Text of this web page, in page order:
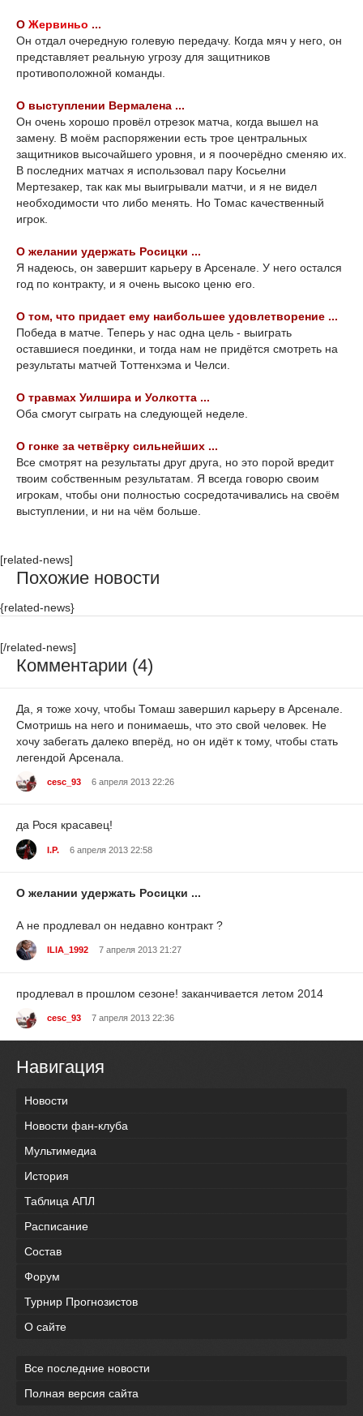
О Жервиньо ...
Он отдал очередную голевую передачу. Когда мяч у него, он
представляет реальную угрозу для защитников
противоположной команды.
О выступлении Вермалена ...
Он очень хорошо провёл отрезок матча, когда вышел на
замену. В моём распоряжении есть трое центральных
защитников высочайшего уровня, и я поочерёдно сменяю их.
В последних матчах я использовал пару Косьелни
Мертезакер, так как мы выигрывали матчи, и я не видел
необходимости что либо менять. Но Томас качественный
игрок.
О желании удержать Росицки ...
Я надеюсь, он завершит карьеру в Арсенале. У него остался
год по контракту, и я очень высоко ценю его.
О том, что придает ему наибольшее удовлетворение ...
Победа в матче. Теперь у нас одна цель - выиграть
оставшиеся поединки, и тогда нам не придётся смотреть на
результаты матчей Тоттенхэма и Челси.
О травмах Уилшира и Уолкотта ...
Оба смогут сыграть на следующей неделе.
О гонке за четвёрку сильнейших ...
Все смотрят на результаты друг друга, но это порой вредит
твоим собственным результатам. Я всегда говорю своим
игрокам, чтобы они полностью сосредотачивались на своём
выступлении, и ни на чём больше.
[related-news]
Похожие новости
{related-news}
[/related-news]
Комментарии (4)
Да, я тоже хочу, чтобы Томаш завершил карьеру в Арсенале.
Смотришь на него и понимаешь, что это свой человек. Не
хочу забегать далеко вперёд, но он идёт к тому, чтобы стать
легендой Арсенала.
cesc_93 6 апреля 2013 22:26
да Рося красавец!
I.P. 6 апреля 2013 22:58
О желании удержать Росицки ...
А не продлевал он недавно контракт ?
ILIA_1992 7 апреля 2013 21:27
продлевал в прошлом сезоне! заканчивается летом 2014
cesc_93 7 апреля 2013 22:36
Навигация
Новости
Новости фан-клуба
Мультимедиа
История
Таблица АПЛ
Расписание
Состав
Форум
Турнир Прогнозистов
О сайте
Все последние новости
Полная версия сайта